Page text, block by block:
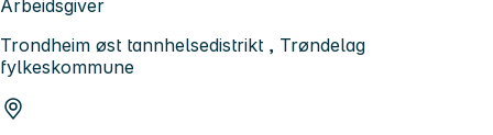
Arbeidsgiver
Trondheim øst tannhelsedistrikt , Trøndelag
fylkeskommune